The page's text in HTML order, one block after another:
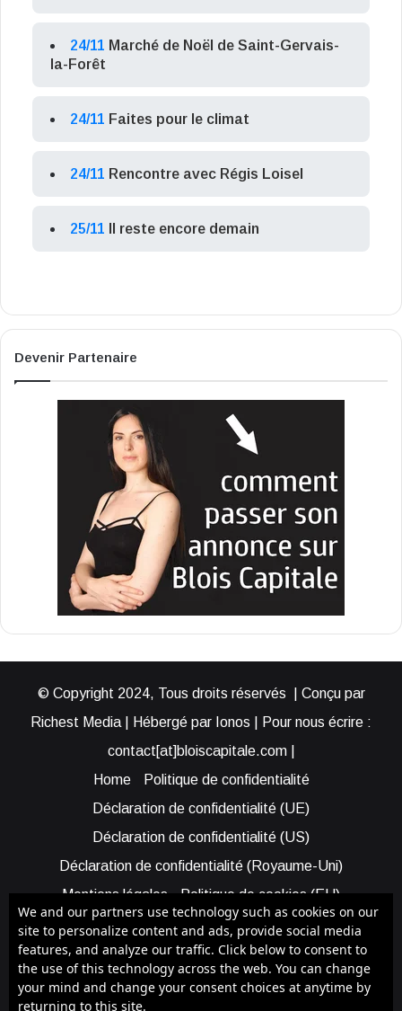
24/11 Marché de Noël de Saint-Gervais-
la-Forêt
24/11 Faites pour le climat
24/11 Rencontre avec Régis Loisel
25/11 Il reste encore demain
Devenir Partenaire
© Copyright 2024, Tous droits réservés | Conçu par
Richest Media | Hébergé par Ionos | Pour nous écrire :
contact[at]bloiscapitale.com |
Home
Politique de confidentialité
Déclaration de confidentialité (UE)
Déclaration de confidentialité (US)
Déclaration de confidentialité (Royaume-Uni)
Mentions légales
Politique de cookies (EU)
Cookie Policy (AUS)
Cookie Policy (US)
Qui sommes-nous ?
Participer à Blois Capitale
Bénéficier d’une assistance
We and our partners use technology such as cookies on our
site to personalize content and ads, provide social media
features, and analyze our traffic. Click below to consent to
the use of this technology across the web. You can change
your mind and change your consent choices at anytime by
returning to this site.